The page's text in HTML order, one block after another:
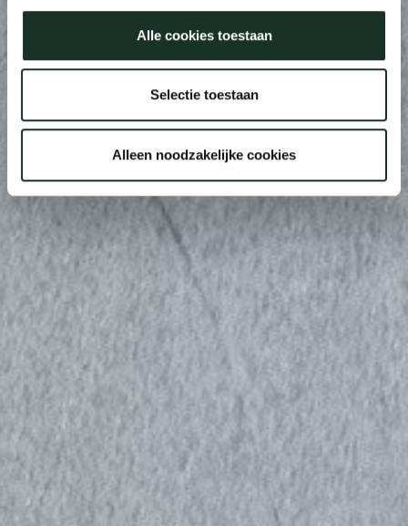
Alle cookies toestaan
Selectie toestaan
Alleen noodzakelijke cookies